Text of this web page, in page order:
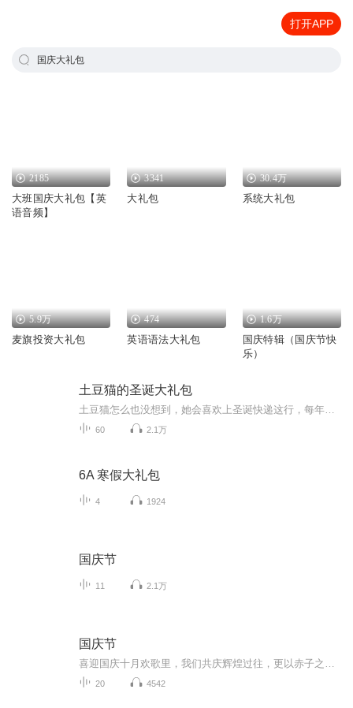
打开APP
国庆大礼包
2185
大班国庆大礼包【英
语音频】
3341
大礼包
30.4万
系统大礼包
5.9万
麦旗投资大礼包
474
英语语法大礼包
1.6万
国庆特辑（国庆节快
乐）
土豆猫的圣诞大礼包
60 2.1万
6A 寒假大礼包
4 1924
国庆节
11 2.1万
国庆节
20 4542